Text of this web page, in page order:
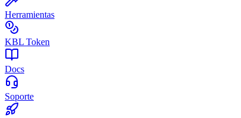
Herramientas
KBL Token
Docs
Soporte